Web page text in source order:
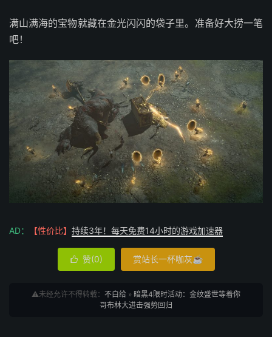
满山满海的宝物就藏在金光闪闪的袋子里。准备好大捞一笔
吧！
AD： 【性价比】 持续3年！每天免费14小时的游戏加速器
 赞(0) 赏站长一杯咖灰☕
⚠️未经允许不得转载： 不白给 » 暗黑4限时活动：金纹盛世等着你
哥布林大进击强势回归